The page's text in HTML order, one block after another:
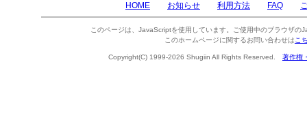
HOME お知らせ 利用方法 FAQ
このページは、JavaScriptを使用しています。ご使用中のブラウザの
このホームページに関するお問い合わせは こ
Copyright(C) 1999-2026 Shugiin All Rights Reserved. 著作権